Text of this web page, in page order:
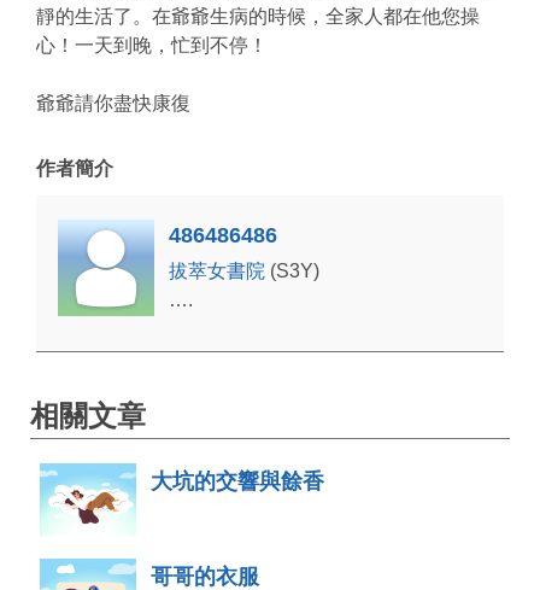
靜的生活了。在爺爺生病的時候，全家人都在他您操
心！一天到晚，忙到不停！
爺爺請你盡快康復
作者簡介
486486486
拔萃女書院 (S3Y)
….
相關文章
大坑的交響與餘香
哥哥的衣服